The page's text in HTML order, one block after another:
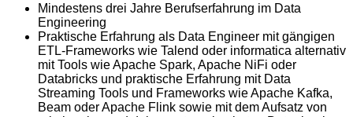
Mindestens drei Jahre Berufserfahrung im Data
Engineering
Praktische Erfahrung als Data Engineer mit gängigen
ETL-Frameworks wie Talend oder informatica alternativ
mit Tools wie Apache Spark, Apache NiFi oder
Databricks und praktische Erfahrung mit Data
Streaming Tools und Frameworks wie Apache Kafka,
Beam oder Apache Flink sowie mit dem Aufsatz von